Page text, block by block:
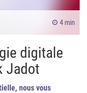
4 min
digitale
Jadot
nous vous